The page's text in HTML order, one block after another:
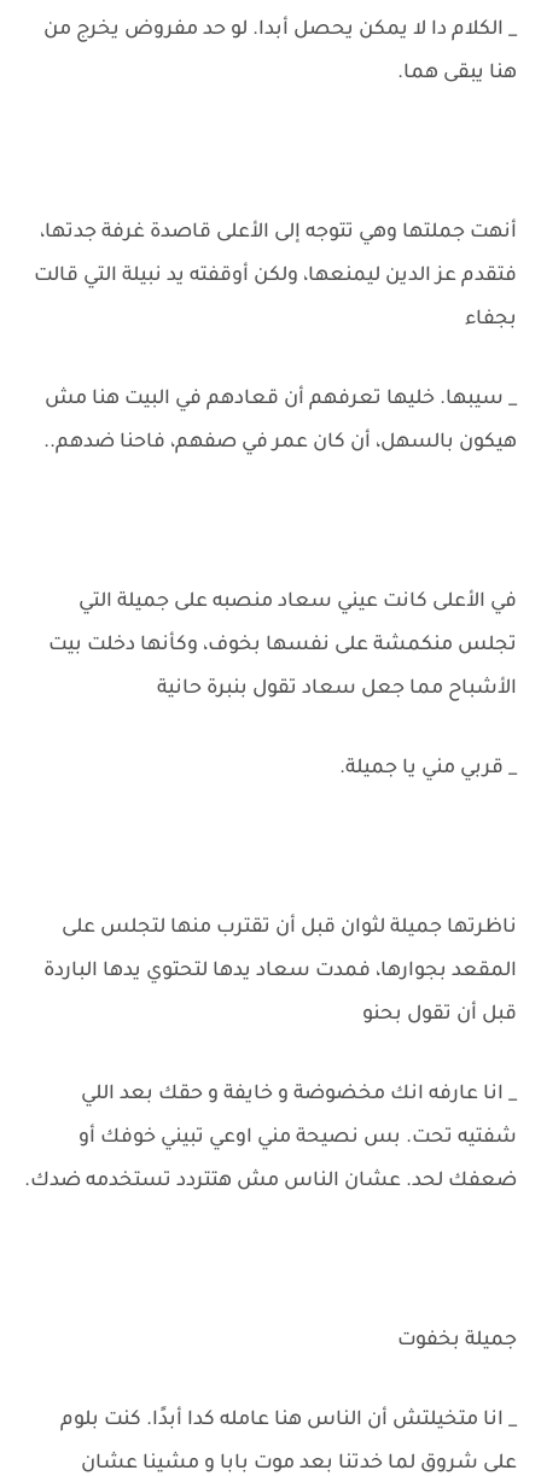
_ الكلام دا لا يمكن يحصل أبدا. لو حد مفروض يخرج من
هنا يبقى هما.
أنهت جملتها وهي تتوجه إلى الأعلى قاصدة غرفة جدتها،
فتقدم عز الدين ليمنعها، ولكن أوقفته يد نبيلة التي قالت
بجفاء
_ سيبها. خليها تعرفهم أن قعادهم في البيت هنا مش
هيكون بالسهل، أن كان عمر في صفهم، فاحنا ضدهم..
في الأعلى كانت عيني سعاد منصبه على جميلة التي
تجلس منكمشة على نفسها بخوف، وكأنها دخلت بيت
الأشباح مما جعل سعاد تقول بنبرة حانية
_ قربي مني يا جميلة.
ناظرتها جميلة لثوان قبل أن تقترب منها لتجلس على
المقعد بجوارها، فمدت سعاد يدها لتحتوي يدها الباردة
قبل أن تقول بحنو
_ انا عارفه انك مخضوضة و خايفة و حقك بعد اللي
شفتيه تحت. بس نصيحة مني اوعي تبيني خوفك أو
ضعفك لحد. عشان الناس مش هتتردد تستخدمه ضدك.
جميلة بخفوت
_ انا متخيلتش أن الناس هنا عامله كدا أبدًا. كنت بلوم
على شروق لما خدتنا بعد موت بابا و مشينا عشان